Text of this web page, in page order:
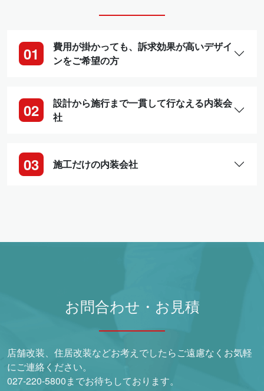
費用が掛かっても、訴求効果が高いデザイ
ンをご希望の方
設計から施行まで一貫して行なえる内装会
社
施工だけの内装会社
お問合わせ・お見積
店舗改装、住居改装などお考えでしたらご遠慮なくお気軽
にご連絡ください。
027-220-5800までお待ちしております。